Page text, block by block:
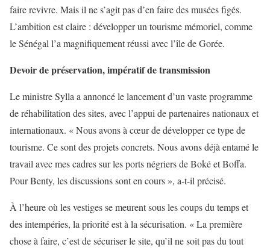
faire revivre. Mais il ne s’agit pas d’en faire des musées figés.
L’ambition est claire : développer un tourisme mémoriel, comme
le Sénégal l’a magnifiquement réussi avec l’île de Gorée.
Devoir de préservation, impératif de transmission
Le ministre Sylla a annoncé le lancement d’un vaste programme
de réhabilitation des sites, avec l’appui de partenaires nationaux et
internationaux. « Nous avons à cœur de développer ce type de
tourisme. Ce sont des projets concrets. Nous avons déjà entamé le
travail avec mes cadres sur les ports négriers de Boké et Boffa.
Pour Benty, les discussions sont en cours », a-t-il précisé.
À l’heure où les vestiges se meurent sous les coups du temps et
des intempéries, la priorité est à la sécurisation. « La première
chose à faire, c’est de sécuriser le site, qu’il ne soit pas du tout